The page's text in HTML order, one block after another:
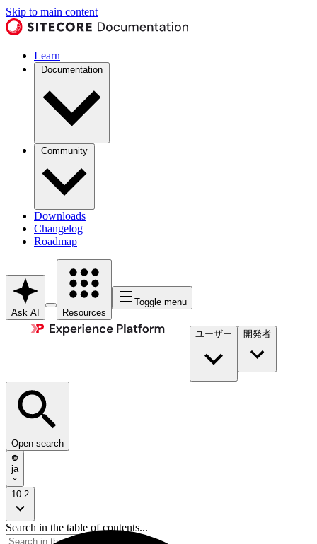
Skip to main content
Learn
Documentation
Community
Downloads
Changelog
Roadmap
Ask AI Resources
Toggle menu
ユーザー 開発者​
Open search
ja
10.2
Search in the table of contents...